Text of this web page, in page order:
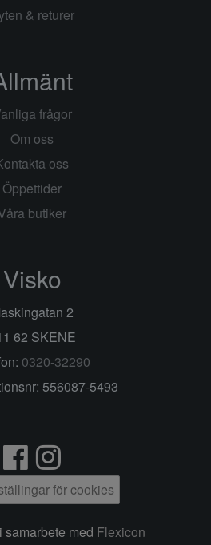
& returer
frågor
Om oss
oss
Öppettider
butiker
Visko
2
62 SKENE
0320-32290
556087-5493
för cookies
med Flexicon